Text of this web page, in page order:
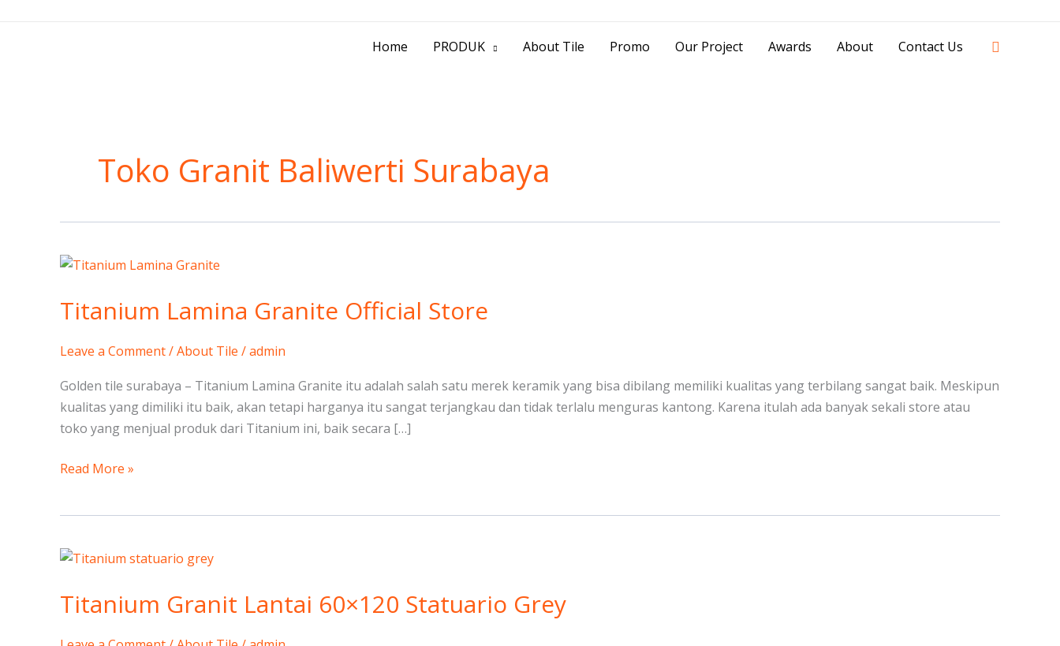
Home PRODUK About Tile Promo Our Project Awards About Contact Us Search
Toko Granit Baliwerti Surabaya
Titanium Lamina Granite Official Store
Leave a Comment/About Tile /admin
Golden tile surabaya – Titanium Lamina Granite itu adalah salah satu merek keramik yang bisa dibilang memiliki kualitas yang terbilang sangat baik. Meskipun
kualitas yang dimiliki itu baik, akan tetapi harganya itu sangat terjangkau dan tidak terlalu menguras kantong. Karena itulah ada banyak sekali store atau
toko yang menjual produk dari Titanium ini, baik secara […]
Titanium
Granite
Store
Read More »
Titanium Granit Lantai 60×120 Statuario Grey
Titanium
Lantai
Statuario